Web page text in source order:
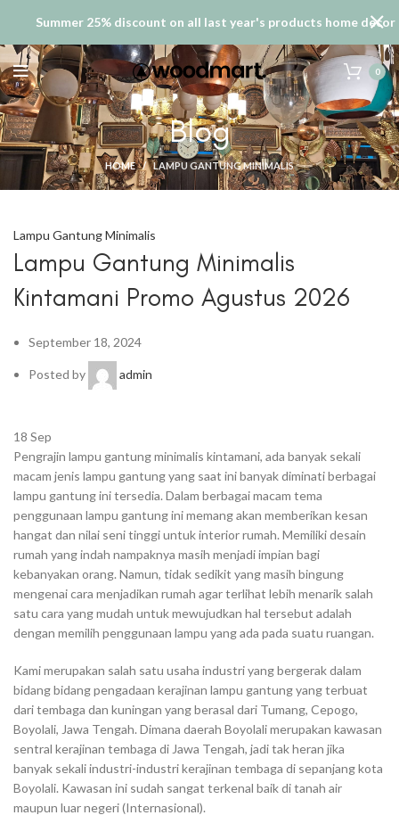
0
Blog
HOME LAMPU GANTUNG MINIMALIS
Lampu Gantung Minimalis
Lampu Gantung Minimalis
Kintamani Promo Agustus 2026
September 18, 2024
Posted by admin
18 Sep
Pengrajin lampu gantung minimalis kintamani, ada banyak sekali
macam jenis lampu gantung yang saat ini banyak diminati berbagai
lampu gantung ini tersedia. Dalam berbagai macam tema
penggunaan lampu gantung ini memang akan memberikan kesan
hangat dan nilai seni tinggi untuk interior rumah. Memiliki desain
rumah yang indah nampaknya masih menjadi impian bagi
kebanyakan orang. Namun, tidak sedikit yang masih bingung
mengenai cara menjadikan rumah agar terlihat lebih menarik salah
satu cara yang mudah untuk mewujudkan hal tersebut adalah
dengan memilih penggunaan lampu yang ada pada suatu ruangan.
Kami merupakan salah satu usaha industri yang bergerak dalam
bidang bidang pengadaan kerajinan lampu gantung yang terbuat
dari tembaga dan kuningan yang berasal dari Tumang, Cepogo,
Boyolali, Jawa Tengah. Dimana daerah Boyolali merupakan kawasan
sentral kerajinan tembaga di Jawa Tengah, jadi tak heran jika
banyak sekali industri-industri kerajinan tembaga di sepanjang kota
Boyolali. Kawasan ini sudah sangat terkenal baik di tanah air
maupun luar negeri (Internasional).
Summer 25% discount on all last year's products home decor